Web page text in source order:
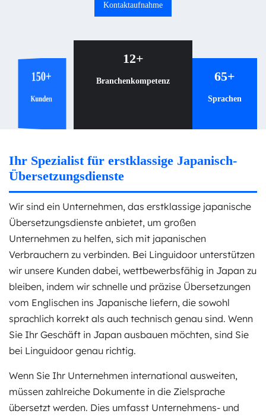
Kontaktaufnahme
150+
Kunden
12+
Branchenkompetenz
65+ 65+
Sprachen
Ihr Spezialist für erstklassige Japanisch-
Übersetzungsdienste
Wir sind ein Unternehmen, das erstklassige japanische
Übersetzungsdienste anbietet, um großen
Unternehmen zu helfen, sich mit japanischen
Verbrauchern zu verbinden. Bei Linguidoor unterstützen
wir unsere Kunden dabei, wettbewerbsfähig in Japan zu
bleiben, indem wir schnelle und präzise Übersetzungen
vom Englischen ins Japanische liefern, die sowohl
sprachlich korrekt als auch technisch genau sind. Wenn
Sie Ihr Geschäft in Japan ausbauen möchten, sind Sie
bei Linguidoor genau richtig.
Wenn Sie Ihr Unternehmen international ausweiten,
müssen zahlreiche Dokumente in die Zielsprache
übersetzt werden. Dies umfasst Unternehmens- und